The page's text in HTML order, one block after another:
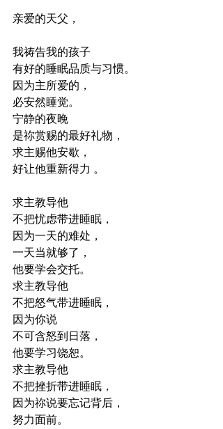
亲爱的天父，
我祷告我的孩子
有好的睡眠品质与习惯。
因为主所爱的，
必安然睡觉。
宁静的夜晚
是祢赏赐的最好礼物，
求主赐他安歇，
好让他重新得力 。
求主教导他
不把忧虑带进睡眠，
因为一天的难处，
一天当就够了，
他要学会交托。
求主教导他
不把怒气带进睡眠，
因为你说
不可含怒到日落，
他要学习饶恕。
求主教导他
不把挫折带进睡眠，
因为祢说要忘记背后，
努力面前。